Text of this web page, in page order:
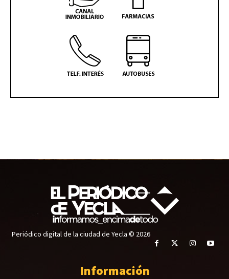
Periódico digital de la ciudad de Yecla © 2026
Información